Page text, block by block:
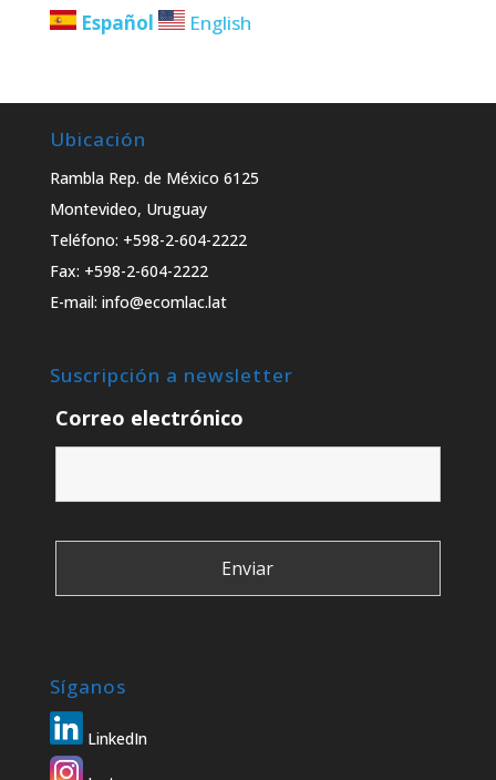
Español English
Ubicación
Rambla Rep. de México 6125
Montevideo, Uruguay
Teléfono: +598-2-604-2222
Fax: +598-2-604-2222
E-mail: info@ecomlac.lat
Suscripción a newsletter
Correo electrónico
Síganos
LinkedIn